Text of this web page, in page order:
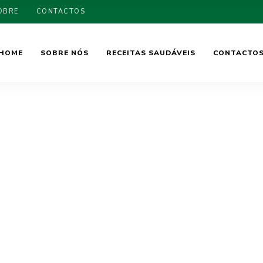
CONTACTOS
SOBRE NÓS RECEITAS SAUDÁVEIS